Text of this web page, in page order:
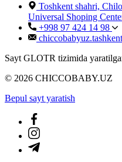
Toshkent shahri,
Universal Shoping
+998 97 424 14 98
Sayt GLOTR tizimida
© 2026 CHICCOBABY.UZ
Bepul sayt yaratish